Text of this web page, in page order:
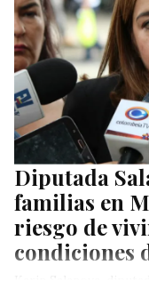
Diputada
familias en
riesgo de
condiciones